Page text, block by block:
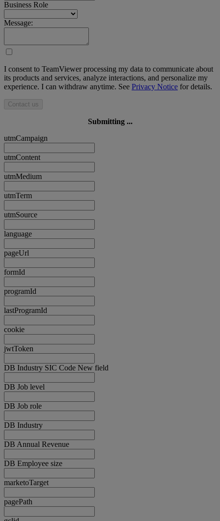
Business Role
Message:
I consent to TeamViewer processing my data to communicate about
its products and services, analyze interactions, and personalize my
experience. I can withdraw anytime. See Privacy Notice for details.
Contact us
Submitting ...
utmCampaign
utmContent
utmMedium
utmTerm
utmSource
language
pageUrl
formId
programId
lastProgramId
cookie
jwtToken
DB Industry SIC Code New field
DB Job level
DB Job role
DB Industry
DB Annual Revenue
DB Employee size
marketoTarget
pagePath